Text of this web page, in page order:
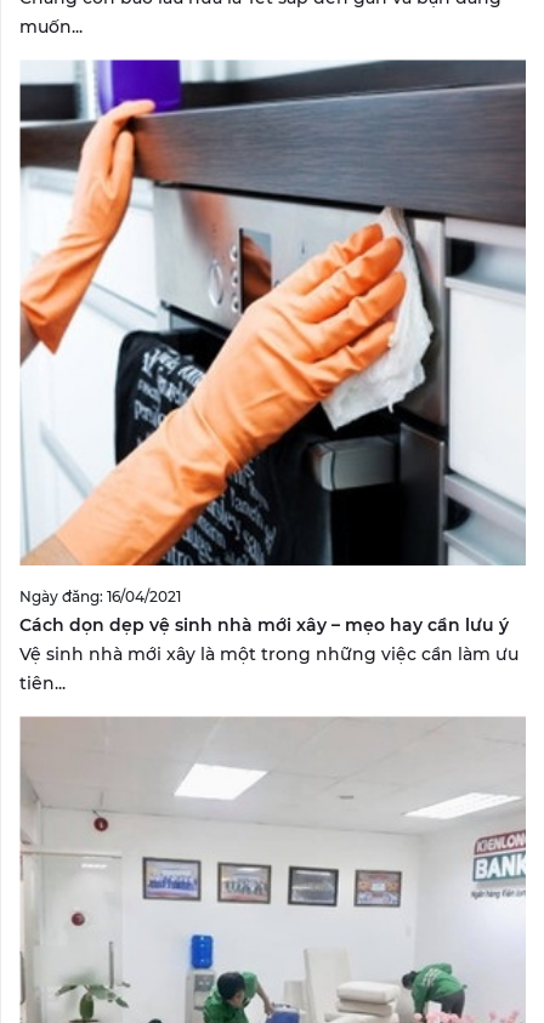
muốn...
Ngày đăng: 16/04/2021
Cách dọn dẹp vệ sinh nhà mới xây – mẹo hay cần lưu ý
Vệ sinh nhà mới xây là một trong những việc cần làm ưu
tiên...